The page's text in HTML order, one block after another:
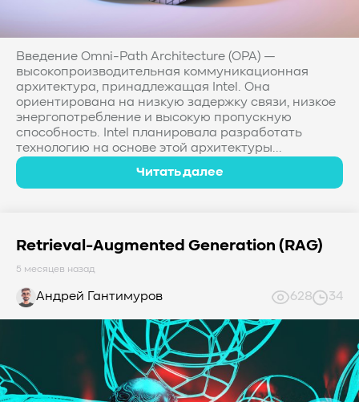
Введение Omni-Path Architecture (OPA) —
высокопроизводительная коммуникационная
архитектура, принадлежащая Intel. Она
ориентирована на низкую задержку связи, низкое
энергопотребление и высокую пропускную
способность. Intel планировала разработать
технологию на основе этой архитектуры...
Читать далее
Retrieval-Augmented Generation (RAG)
5 месяцев назад
Андрей Гантимуров 628 34